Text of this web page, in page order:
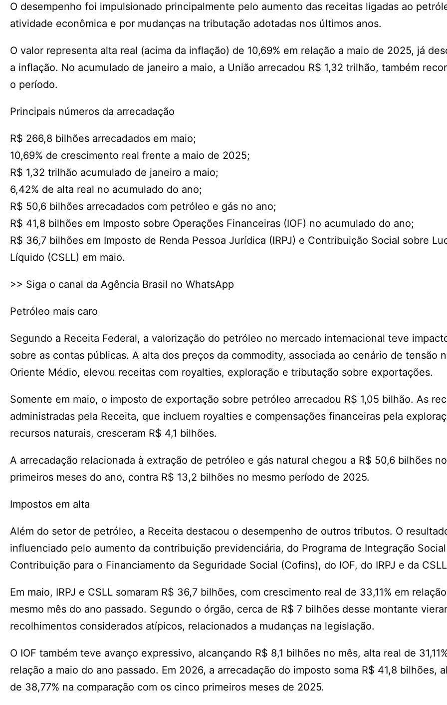
O desempenho foi impulsionado principalmente pelo aumento das receitas ligadas ao
atividade econômica e por mudanças na tributação adotadas nos últimos anos.
O valor representa alta real (acima da inflação) de 10,69% em relação a maio de 2025, já
a inflação. No acumulado de janeiro a maio, a União arrecadou R$ 1,32 trilhão, também
o período.
Principais números da arrecadação
R$ 266,8 bilhões arrecadados em maio;
10,69% de crescimento real frente a maio de 2025;
R$ 1,32 trilhão acumulado de janeiro a maio;
6,42% de alta real no acumulado do ano;
R$ 50,6 bilhões arrecadados com petróleo e gás no ano;
R$ 41,8 bilhões em Imposto sobre Operações Financeiras (IOF) no acumulado do ano;
R$ 36,7 bilhões em Imposto de Renda Pessoa Jurídica (IRPJ) e Contribuição Social sobre
Líquido (CSLL) em maio.
>> Siga o canal da Agência Brasil no WhatsApp
Petróleo mais caro
Segundo a Receita Federal, a valorização do petróleo no mercado internacional teve
sobre as contas públicas. A alta dos preços da commodity, associada ao cenário de tensão
Oriente Médio, elevou receitas com royalties, exploração e tributação sobre exportações.
Somente em maio, o imposto de exportação sobre petróleo arrecadou R$ 1,05 bilhão. As
administradas pela Receita, que incluem royalties e compensações financeiras pela
recursos naturais, cresceram R$ 4,1 bilhões.
A arrecadação relacionada à extração de petróleo e gás natural chegou a R$ 50,6 bilhões
primeiros meses do ano, contra R$ 13,2 bilhões no mesmo período de 2025.
Impostos em alta
Além do setor de petróleo, a Receita destacou o desempenho de outros tributos. O
influenciado pelo aumento da contribuição previdenciária, do Programa de Integração
Contribuição para o Financiamento da Seguridade Social (Cofins), do IOF, do IRPJ e da
Em maio, IRPJ e CSLL somaram R$ 36,7 bilhões, com crescimento real de 33,11% em
mesmo mês do ano passado. Segundo o órgão, cerca de R$ 7 bilhões desse montante
recolhimentos considerados atípicos, relacionados a mudanças na legislação.
O IOF também teve avanço expressivo, alcançando R$ 8,1 bilhões no mês, alta real de
relação a maio do ano passado. Em 2026, a arrecadação do imposto soma R$ 41,8 bilhões,
de 38,77% na comparação com os cinco primeiros meses de 2025.